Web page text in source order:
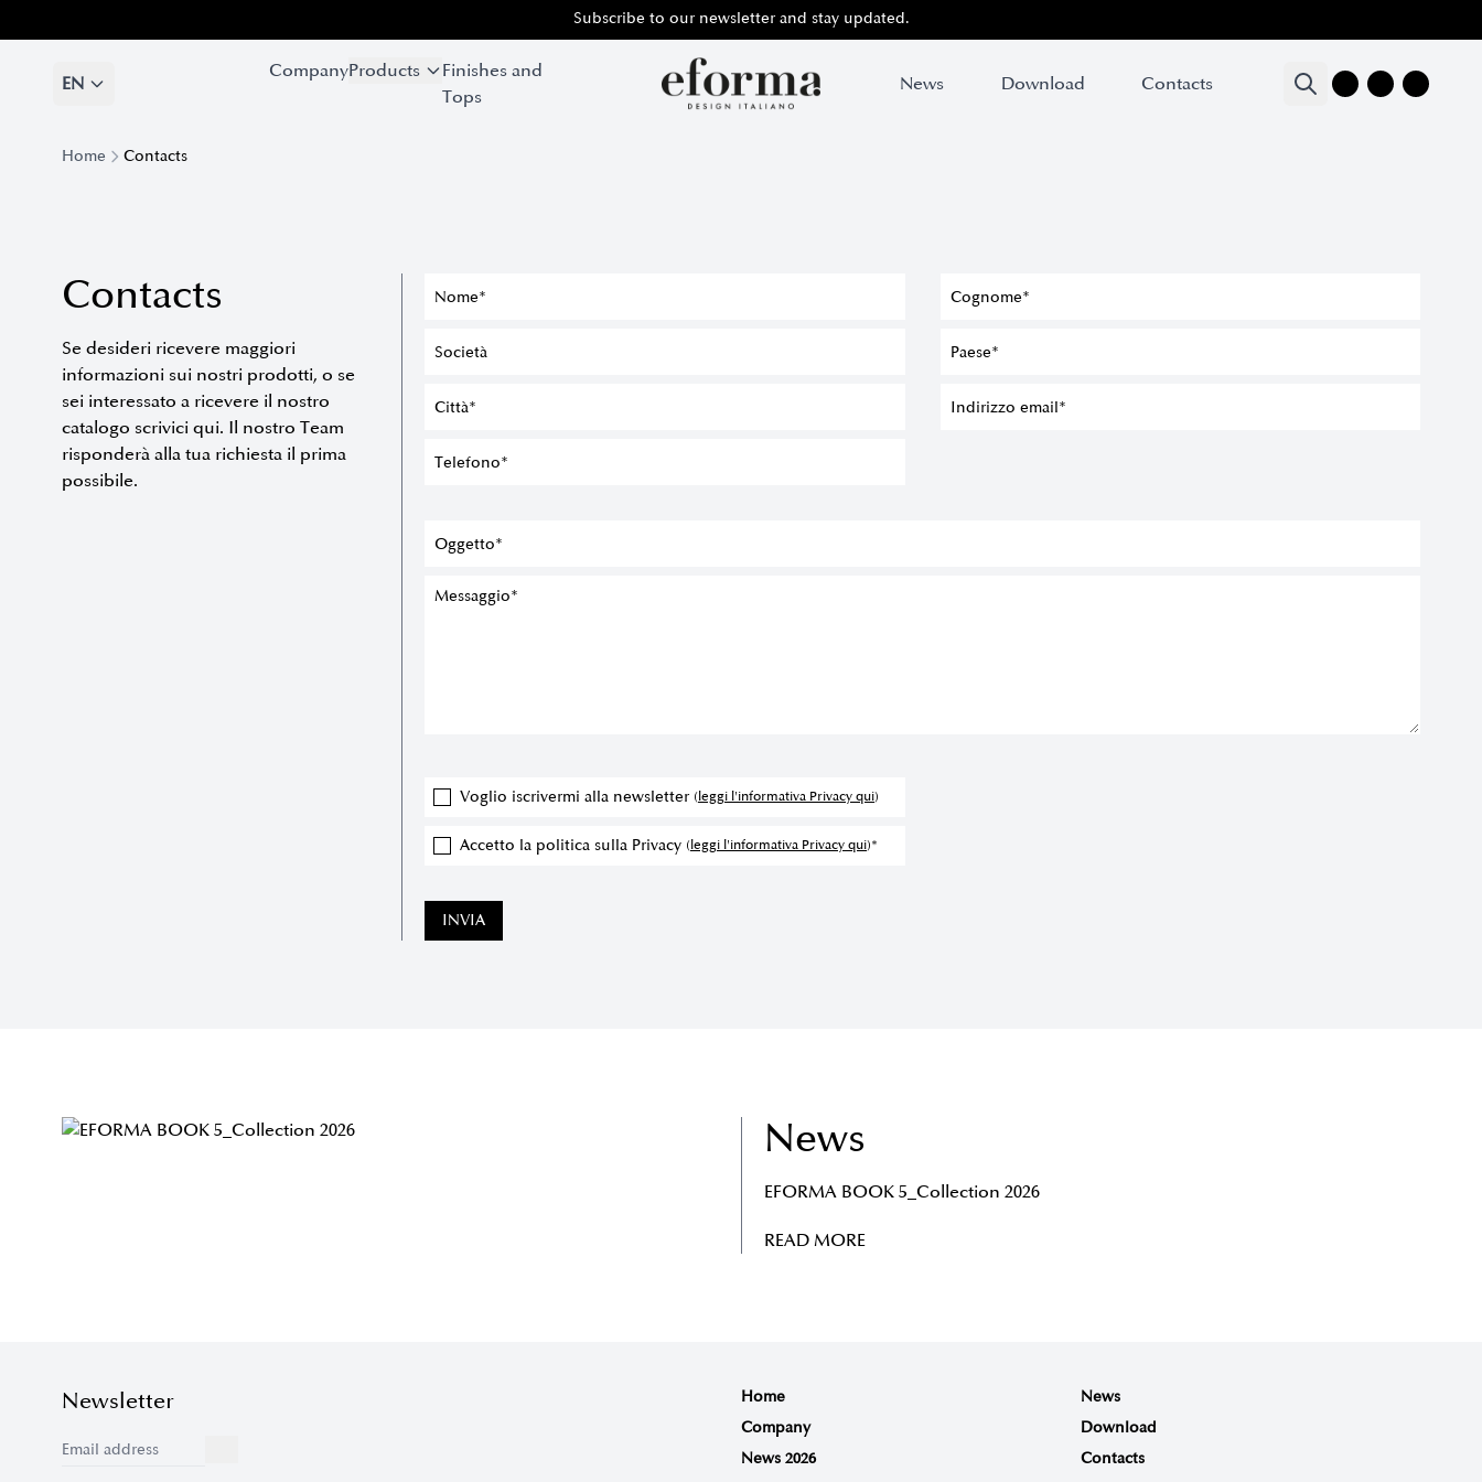
Subscribe to our newsletter and stay updated.
EN
CompanyProducts
Finishes and
Tops
News Download Contacts
Subscribe to our newsletter and stay updated.
EN
CompanyProducts
Finishes and
Tops
News Download Contacts
Home Contacts
Contacts
Se desideri ricevere maggiori
informazioni sui nostri prodotti, o se
sei interessato a ricevere il nostro
catalogo scrivici qui. Il nostro Team
risponderà alla tua richiesta il prima
possibile.
Voglio iscrivermi alla newsletter (leggi l'informativa Privacy qui)
Accetto la politica sulla Privacy (leggi l'informativa Privacy qui)*
INVIA
News
EFORMA BOOK 5_Collection 2026
READ MORE
Newsletter
Home
Company
News 2026
News
Download
Contacts